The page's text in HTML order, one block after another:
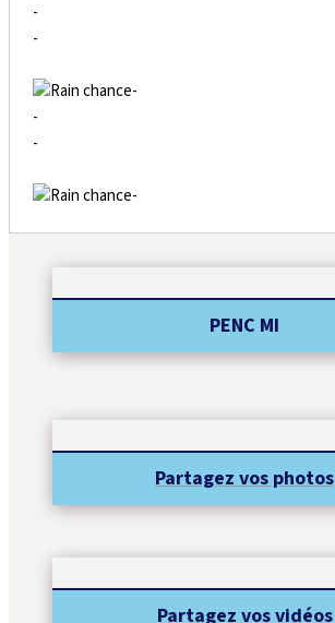
-
-
-
-
-
-
PENC MI
Partagez vos photos
Partagez vos vidéos